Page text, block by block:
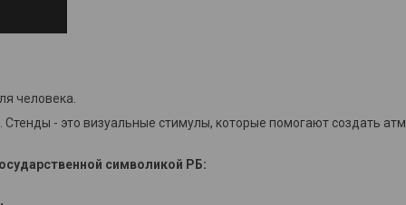
человека.
- это визуальные стимулы, которые помогают создать
символикой РБ: